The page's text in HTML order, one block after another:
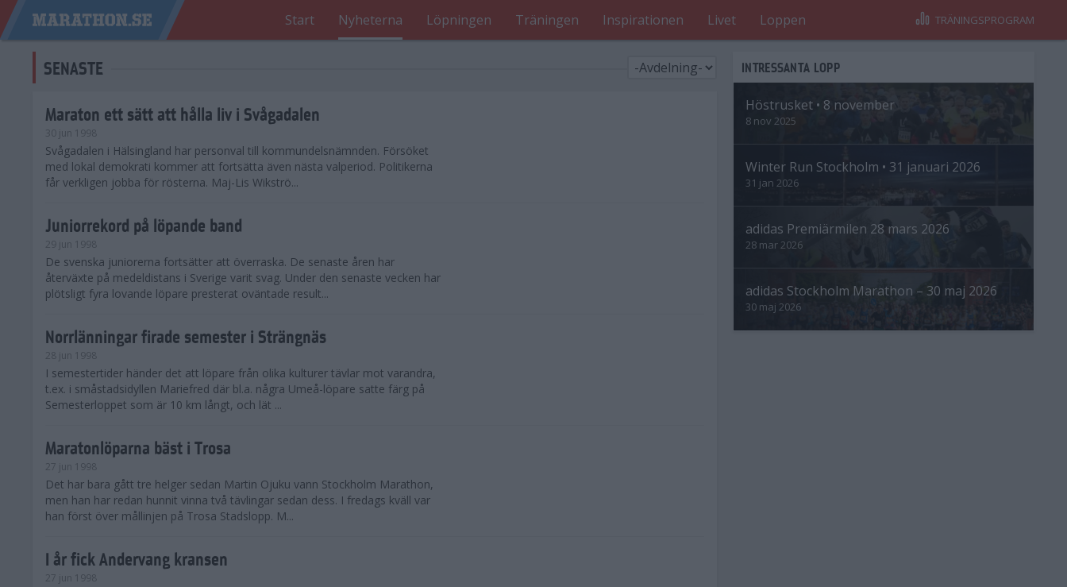
Start Nyheterna Löpningen Träningen Inspirationen Livet Loppen TRÄNINGSPROGRAM
SENASTE
Maraton ett sätt att hålla liv i Svågadalen
30 jun 1998
Svågadalen i Hälsingland har personval till kommundelsnämnden. Försöket
med lokal demokrati kommer att fortsätta även nästa valperiod. Politikerna
får verkligen jobba för rösterna. Maj-Lis Wikströ...
Juniorrekord på löpande band
29 jun 1998
De svenska juniorerna fortsätter att överraska. De senaste åren har
återväxte på medeldistans i Sverige varit svag. Under den senaste vecken har
plötsligt fyra lovande löpare presterat oväntade result...
Norrlänningar firade semester i Strängnäs
28 jun 1998
I semestertider händer det att löpare från olika kulturer tävlar mot varandra,
t.ex. i småstadsidyllen Mariefred där bl.a. några Umeå-löpare satte färg på
Semesterloppet som är 10 km långt, och lät ...
Maratonlöparna bäst i Trosa
27 jun 1998
Det har bara gått tre helger sedan Martin Ojuku vann Stockholm Marathon,
men han har redan hunnit vinna två tävlingar sedan dess. I fredags kväll var
han först över mållinjen på Trosa Stadslopp. M...
I år fick Andervang kransen
27 jun 1998
INTRESSANTA LOPP
Höstrusket • 8 november
8 nov 2025
Winter Run Stockholm • 31 januari 2026
31 jan 2026
adidas Premiärmilen 28 mars 2026
28 mar 2026
adidas Stockholm Marathon – 30 maj 2026
30 maj 2026